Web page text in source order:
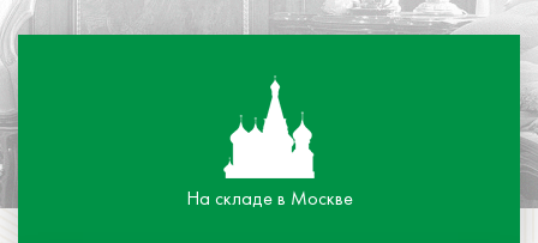
На складе в Москве